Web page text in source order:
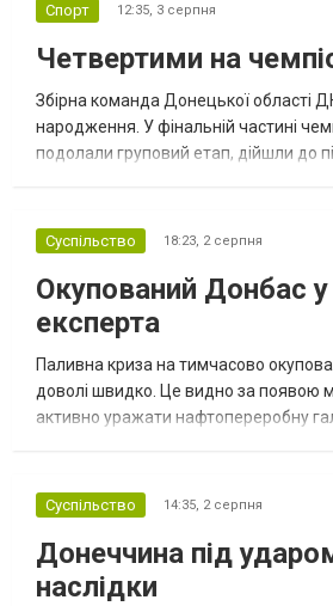
Спорт 12:35, 3 серпня
Четвертими на
Збірна команда Донецької області
народження. У фінальній частині
подолали груповий етап, дійшли до
Суспільство 18:23, 2 серпня
Окупований Донбас у
експерта
Паливна криза на тимчасово
доволі швидко. Це видно за появою
активно уражати нафтопереробну
Суспільство 14:35, 2 серпня
Донеччина під
наслідки